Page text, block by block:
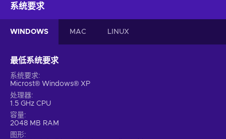
系统要求
WINDOWS MAC LINUX
最低系统要求
系统要求
Microst® Windows® XP
处理器
1.5 GHz CPU
容量
2048 MB RAM
图形